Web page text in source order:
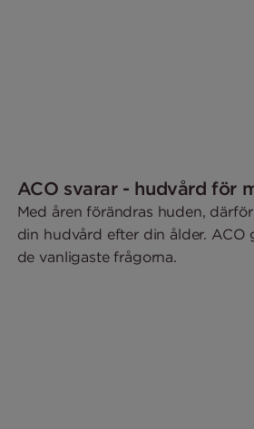
ACO svarar - hudvård för
Med åren förändras huden,
din hudvård efter din ålder. ACO
de vanligaste frågorna.